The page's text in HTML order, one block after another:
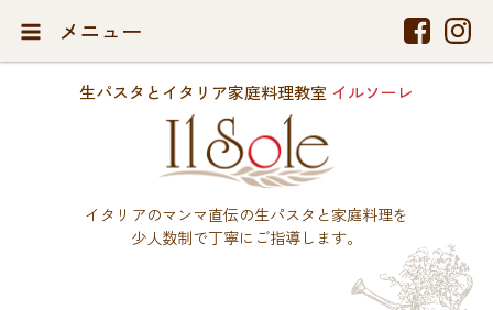
メニュー
生パスタとイタリア家庭料理教室 イルソーレ
イタリアのマンマ直伝の生パスタと家庭料理を
少人数制で丁寧にご指導します。